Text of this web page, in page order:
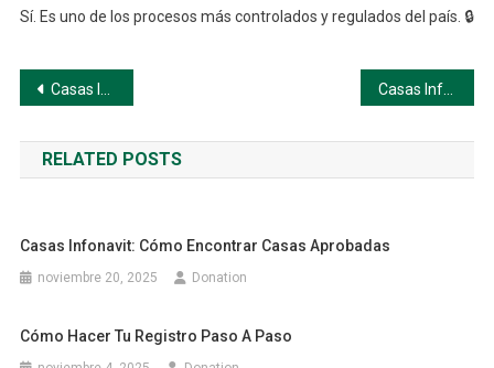
Sí. Es uno de los procesos más controlados y regulados del país. 🔒
Navegación
de
entradas
Casas Infonavit: elige una opción a continuación
RELATED POSTS
Casas Infonavit: Cómo Encontrar Casas Aprobadas
noviembre 20, 2025 Donation
Cómo Hacer Tu Registro Paso A Paso